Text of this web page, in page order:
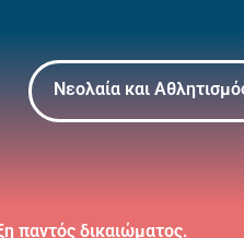
Νεολαία και
παντός δικαιώματος.